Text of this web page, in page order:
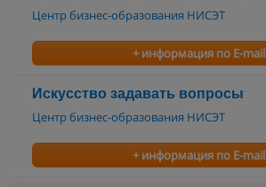
Центр бизнес-образования НИСЭТ
+ информация по E-mail
Искусство задавать вопросы
Центр бизнес-образования НИСЭТ
+ информация по E-mail